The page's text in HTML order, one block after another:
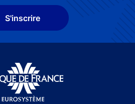
S'inscrire